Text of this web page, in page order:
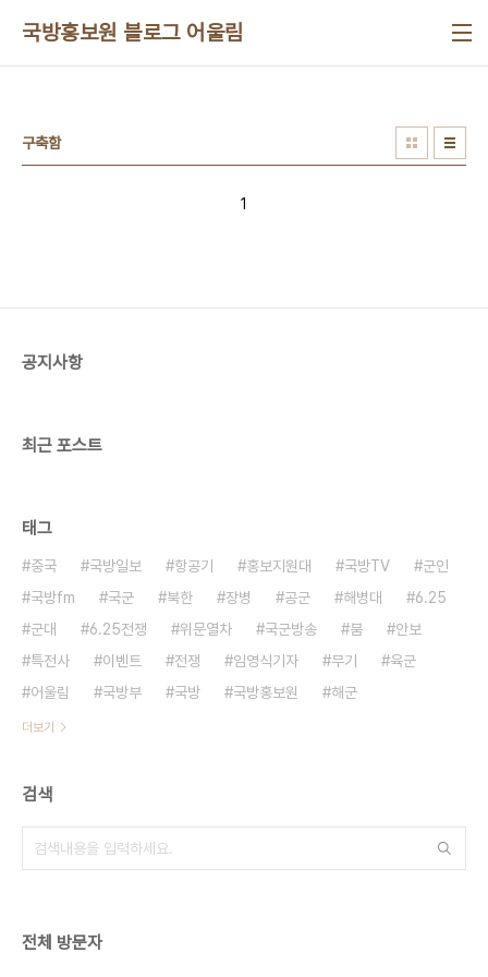
국방홍보원 블로그 어울림
구축함
1
공지사항
최근 포스트
태그
중국 국방일보 항공기 홍보지원대 국방TV
군인
국방fm
국군 북한 장병 공군 해병대
6.25
군대
6.25전쟁 위문열차 국군방송 붐
안보
특전사
이벤트 전쟁 임영식기자 무기
육군
어울림
국방부 국방 국방홍보원 해군
더보기
검색
전체 방문자